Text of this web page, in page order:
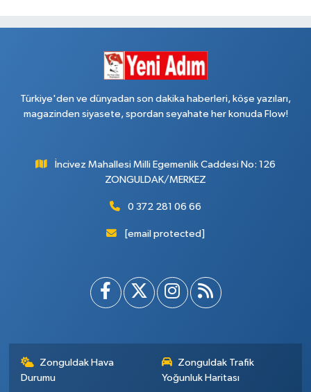
Türkiye'den ve dünyadan son dakika haberleri, köşe yazıları,
magazinden siyasete, spordan seyahate her konuda Flow!
İncivez Mahallesi Milli Egemenlik Caddesi No: 126
ZONGULDAK/MERKEZ
0 372 281 06 66
[email protected]
Zonguldak Hava
Durumu
Zonguldak Trafik
Yoğunluk Haritası